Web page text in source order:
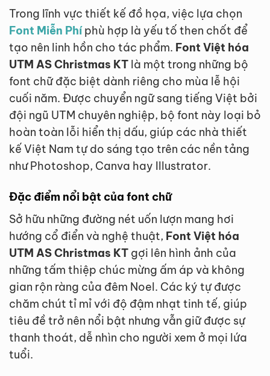
Trong lĩnh vực thiết kế đồ họa, việc lựa chọn
Font Miễn Phíphù hợp là yếu tố then chốt để
tạo nên linh hồn cho tác phẩm. Font Việt hóa
UTM AS Christmas KT là một trong những bộ
font chữ đặc biệt dành riêng cho mùa lễ hội
cuối năm. Được chuyển ngữ sang tiếng Việt bởi
đội ngũ UTM chuyên nghiệp, bộ font này loại bỏ
hoàn toàn lỗi hiển thị dấu, giúp các nhà thiết
kế Việt Nam tự do sáng tạo trên các nền tảng
như Photoshop, Canva hay Illustrator.
Đặc điểm nổi bật của font chữ
Sở hữu những đường nét uốn lượn mang hơi
hướng cổ điển và nghệ thuật, Font Việt hóa
UTM AS Christmas KT gợi lên hình ảnh của
những tấm thiệp chúc mừng ấm áp và không
gian rộn ràng của đêm Noel. Các ký tự được
chăm chút tỉ mỉ với độ đậm nhạt tinh tế, giúp
tiêu đề trở nên nổi bật nhưng vẫn giữ được sự
thanh thoát, dễ nhìn cho người xem ở mọi lứa
tuổi.